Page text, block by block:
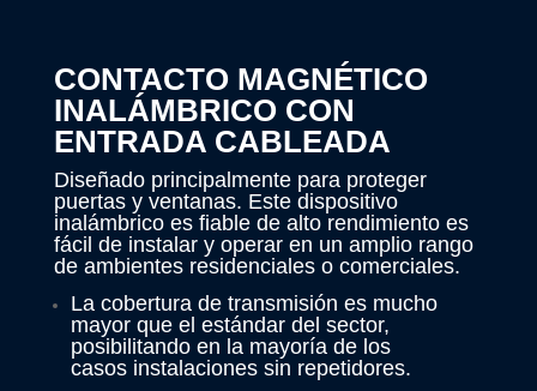
CONTACTO MAGNÉTICO
INALÁMBRICO CON
ENTRADA CABLEADA
Diseñado principalmente para proteger
puertas y ventanas. Este dispositivo
inalámbrico es fiable de alto rendimiento es
fácil de instalar y operar en un amplio rango
de ambientes residenciales o comerciales.
La cobertura de transmisión es mucho
mayor que el estándar del sector,
posibilitando en la mayoría de los
casos instalaciones sin repetidores.